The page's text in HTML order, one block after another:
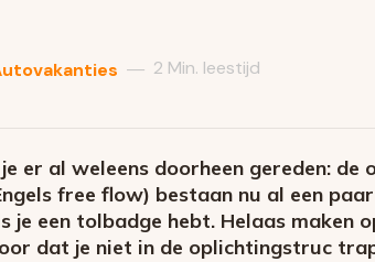
— 2 Min. leestijd
je er al weleens doorheen gereden:
free flow) bestaan nu al een
je een tolbadge hebt. Helaas maken
dat je niet in de oplichtingstruc